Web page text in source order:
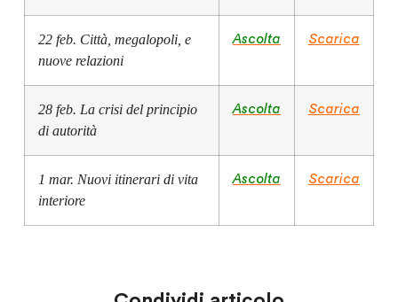
22 feb. Città, megalopoli, e
nuove relazioni
Ascolta Scarica
28 feb. La crisi del principio
di autorità
Ascolta Scarica
1 mar. Nuovi itinerari di vita
interiore
Ascolta Scarica